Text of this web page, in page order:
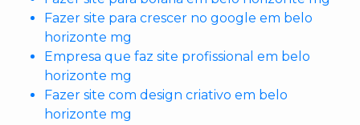
Fazer site para crescer no google em belo
horizonte mg
Empresa que faz site profissional em belo
horizonte mg
Fazer site com design criativo em belo
horizonte mg